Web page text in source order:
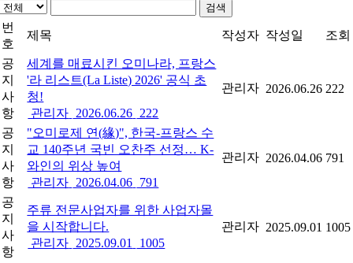
검색
번
호
제목 작성자 작성일 조회
공
지
사
항
세계를 매료시킨 오미나라, 프랑스
'라 리스트(La Liste) 2026' 공식 초
청!
관리자 2026.06.26 222
관리자 2026.06.26 222
공
지
사
항
"오미로제 연(緣)", 한국-프랑스 수
교 140주년 국빈 오찬주 선정… K-
와인의 위상 높여
관리자 2026.04.06 791
관리자 2026.04.06 791
공
지
사
항
주류 전문사업자를 위한 사업자몰
을 시작합니다.
관리자 2025.09.01 1005
관리자 2025.09.01 1005